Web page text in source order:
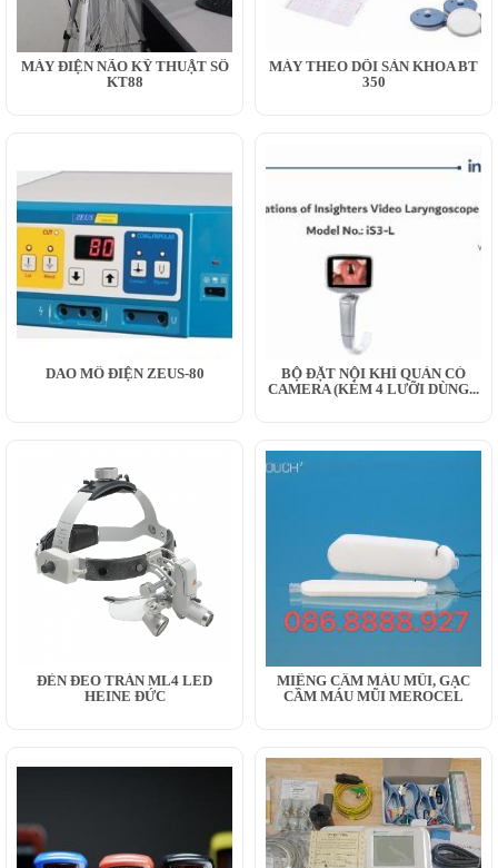
MÁY ĐIỆN NÃO KỸ THUẬT SỐ
KT88
MÁY THEO DÕI SẢN KHOA BT
350
DAO MỔ ĐIỆN ZEUS-80
BỘ ĐẶT NỘI KHÍ QUẢN CÓ
CAMERA (KÈM 4 LƯỠI DÙNG...
ĐÈN ĐEO TRÁN ML4 LED
HEINE ĐỨC
MIẾNG CẦM MÁU MŨI, GẠC
CẦM MÁU MŨI MEROCEL